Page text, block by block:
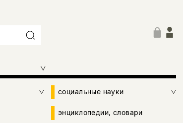
социальные науки
энциклопедии, словари